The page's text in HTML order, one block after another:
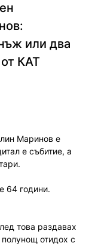
или два
КАТ
Маринов е
е събитие, а
64 години.
това раздавах
отидох с